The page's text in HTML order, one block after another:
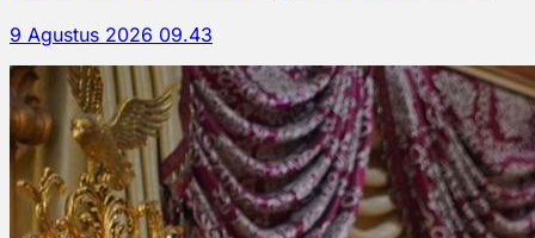
9 Agustus 2026 09.43